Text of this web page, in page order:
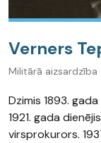
Verners
Militārā aizsardzība
Dzimis 1893.
1921. gada
virsprokurors.